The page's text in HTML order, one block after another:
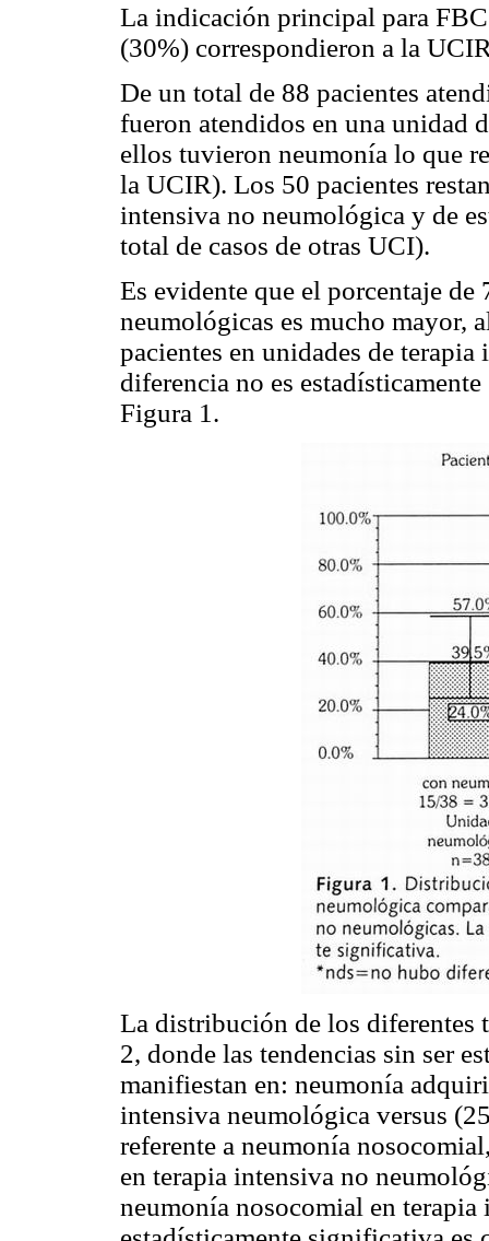
La indicación principal para
(30%) correspondieron a la
De un total de 88 pacientes
fueron atendidos en una unidad
ellos tuvieron neumonía lo que
la UCIR). Los 50 pacientes
intensiva no neumológica y de
total de casos de otras UCI).
Es evidente que el porcentaje de
neumológicas es mucho mayor,
pacientes en unidades de
diferencia no es
Figura 1.
La distribución de los diferentes
2, donde las tendencias sin ser
manifiestan en: neumonía
intensiva neumológica versus
referente a neumonía
en terapia intensiva no
neumonía nosocomial en